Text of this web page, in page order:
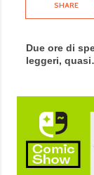
SHARE
Due ore di
leggeri,